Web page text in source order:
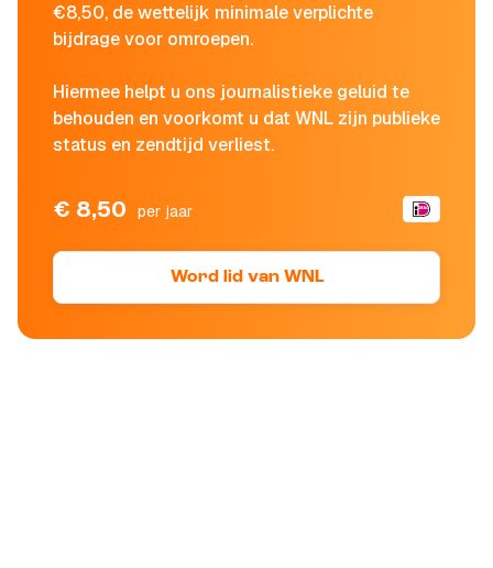
€8,50, de wettelijk minimale verplichte
bijdrage voor omroepen.
Hiermee helpt u ons journalistieke geluid te
behouden en voorkomt u dat WNL zijn publieke
status en zendtijd verliest.
€ 8,50 per jaar
Word lid van WNL